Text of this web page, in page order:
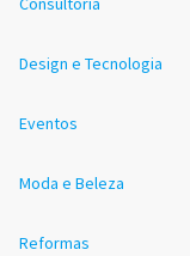
Design e Tecnologia
Eventos
Moda e Beleza
Reformas